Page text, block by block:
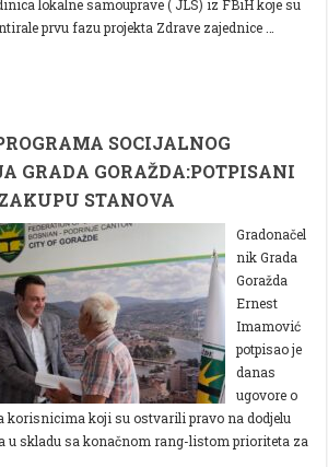
lokalne samouprave ( JLS) iz FBiH koje su
prvu fazu projekta Zdrave zajednice …
SOCIJALNOG
GRADA GORAŽDA:POTPISANI
STANOVA
Gradonačel
nik Grada
Goražda
Ernest
Imamović
potpisao je
danas
ugovore o
korisnicima koji su ostvarili pravo na dodjelu
u skladu sa konačnom rang-listom prioriteta za